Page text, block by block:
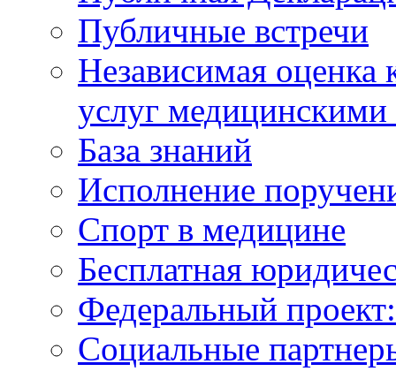
Публичные встречи
Независимая оценка
услуг
База знаний
Исполнение
Спорт в медицине
Бесплатная
Федеральный
Социальные